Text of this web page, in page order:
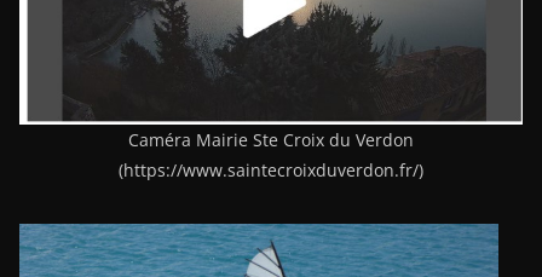
Caméra Mairie Ste Croix du Verdon
(https://www.saintecroixduverdon.fr/)